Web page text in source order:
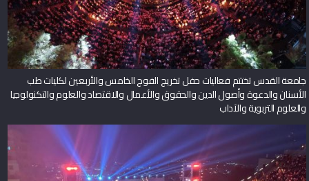
جامعة القدس تختتم فعاليات حفل تخريج الفوج الخامس والأربعين لكليات طب
الأسنان والدعوة وأصول الدين والحقوق والأعمال والاقتصاد والعلوم والتكنولوجيا
والعلوم التربوية والآداب